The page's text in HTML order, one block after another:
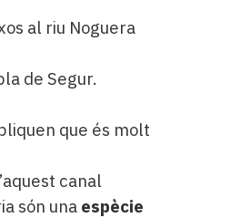
al riu Noguera
de Segur.
que és molt
canal
són una espècie